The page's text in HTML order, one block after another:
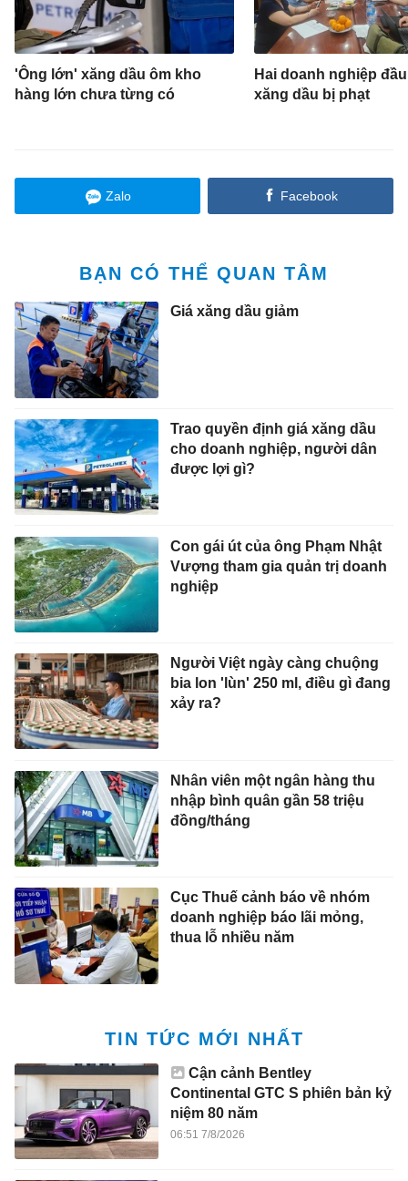
'Ông lớn' xăng dầu ôm kho
hàng lớn chưa từng có
Hai doanh nghiệp
xăng dầu bị phạt
Zalo Facebook
BẠN CÓ THỂ QUAN TÂM
Giá xăng dầu giảm
Trao quyền định giá xăng dầu
cho doanh nghiệp, người dân
được lợi gì?
Con gái út của ông Phạm Nhật
Vượng tham gia quản trị doanh
nghiệp
Người Việt ngày càng chuộng
bia lon 'lùn' 250 ml, điều gì đang
xảy ra?
Nhân viên một ngân hàng thu
nhập bình quân gần 58 triệu
đồng/tháng
Cục Thuế cảnh báo về nhóm
doanh nghiệp báo lãi mỏng,
thua lỗ nhiều năm
TIN TỨC MỚI NHẤT
Cận cảnh Bentley
Continental GTC S phiên bản kỷ
niệm 80 năm
06:51 7/8/2026